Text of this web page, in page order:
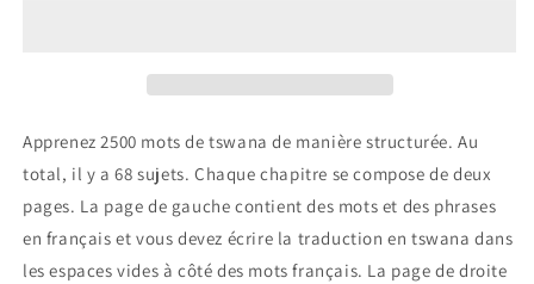
Apprenez 2500 mots de tswana de manière structurée. Au
total, il y a 68 sujets. Chaque chapitre se compose de deux
pages. La page de gauche contient des mots et des phrases
en français et vous devez écrire la traduction en tswana dans
les espaces vides à côté des mots français. La page de droite